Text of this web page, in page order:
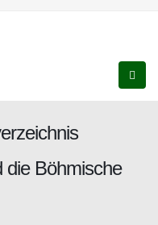
die Böhmische